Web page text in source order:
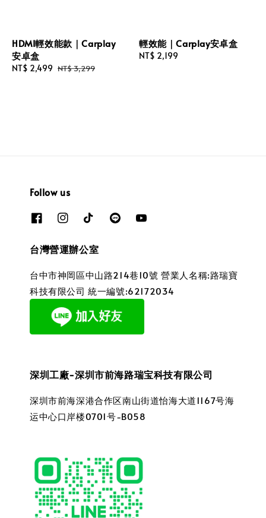
HDMI輕效能款｜Carplay
安卓盒
Sale
NT$ 2,499 Regular
NT$ 3,299
輕效能｜Carplay安卓盒
Regular
NT$ 2,199
Follow us
台灣營運辦公室
台中市神岡區中山路214巷10號 營業人名稱:路瑞寶
科技有限公司 統一編號:62172034
深圳工廠-深圳市前海路瑞宝科技有限公司
深圳市前海深港合作区南山街道怡海大道1167号海
运中心口岸楼0701号-B058